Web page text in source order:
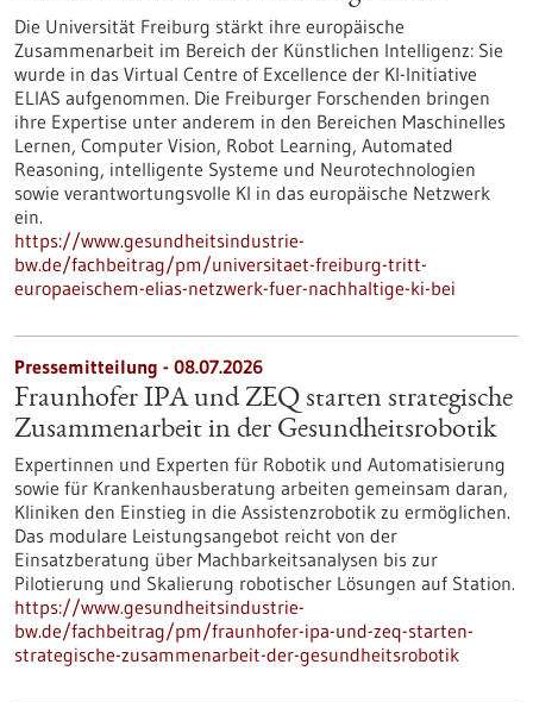
Die Universität Freiburg stärkt ihre europäische
Zusammenarbeit im Bereich der Künstlichen Intelligenz: Sie
wurde in das Virtual Centre of Excellence der KI-Initiative
ELIAS aufgenommen. Die Freiburger Forschenden bringen
ihre Expertise unter anderem in den Bereichen Maschinelles
Lernen, Computer Vision, Robot Learning, Automated
Reasoning, intelligente Systeme und Neurotechnologien
sowie verantwortungsvolle KI in das europäische Netzwerk
ein.
https://www.gesundheitsindustrie-
bw.de/fachbeitrag/pm/universitaet-freiburg-tritt-
europaeischem-elias-netzwerk-fuer-nachhaltige-ki-bei
Pressemitteilung - 08.07.2026
Fraunhofer IPA und ZEQ starten strategische
Zusammenarbeit in der Gesundheitsrobotik
Expertinnen und Experten für Robotik und Automatisierung
sowie für Krankenhausberatung arbeiten gemeinsam daran,
Kliniken den Einstieg in die Assistenzrobotik zu ermöglichen.
Das modulare Leistungsangebot reicht von der
Einsatzberatung über Machbarkeitsanalysen bis zur
Pilotierung und Skalierung robotischer Lösungen auf Station.
https://www.gesundheitsindustrie-
bw.de/fachbeitrag/pm/fraunhofer-ipa-und-zeq-starten-
strategische-zusammenarbeit-der-gesundheitsrobotik